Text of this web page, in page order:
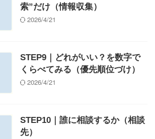
索”だけ（情報収集）
2026/4/21
STEP9｜どれがいい？を数字で
くらべてみる（優先順位づけ）
2026/4/21
STEP10｜誰に相談するか（相談
先）